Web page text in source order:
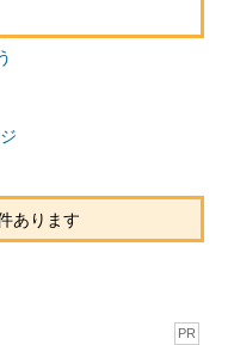
は日本は4.3％で、アメ
ア市場の収入を2020年
えているわけではな
かつて日本勢が世界を制
トゲームに移行してお
あります
PR